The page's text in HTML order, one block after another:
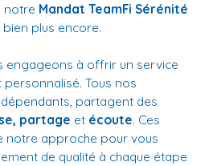
notre Mandat TeamFi Sérénité
bien plus encore.
engageons à offrir un service
Tous nos
partagent des
partage et écoute. Ces
notre approche pour vous
de qualité à chaque étape